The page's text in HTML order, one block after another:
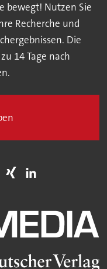
bewegt! Nutzen Sie
Recherche und
Die
14 Tage nach